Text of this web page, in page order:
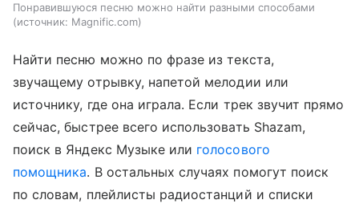
Понравившуюся песню можно найти разными способами
источник: Magnific.com
Найти песню можно по фразе из текста,
звучащему отрывку, напетой мелодии или
источнику, где она играла. Если трек звучит прямо
сейчас, быстрее всего использовать Shazam,
поиск в Яндекс Музыке или голосового
помощника. В остальных случаях помогут поиск
по словам, плейлисты радиостанций и списки